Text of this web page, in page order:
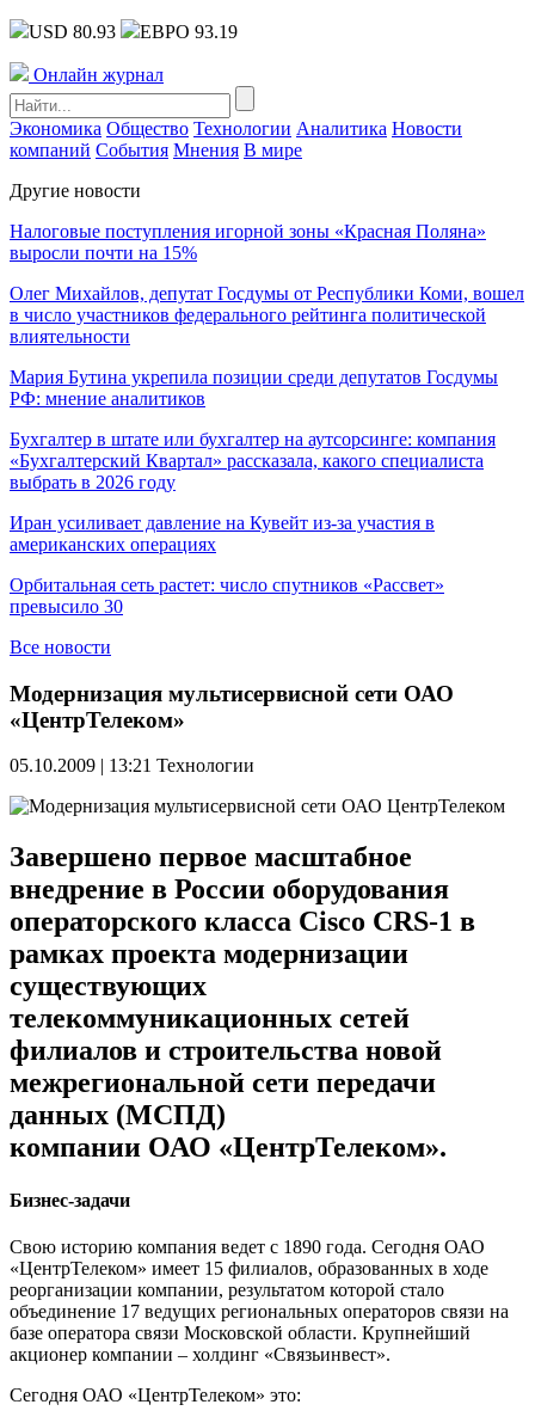
USD 80.93 ЕВРО 93.19
Онлайн журнал
Экономика Общество Технологии Аналитика Новости
компаний События Мнения В мире
Другие новости
Налоговые поступления игорной зоны «Красная Поляна»
выросли почти на 15%
Олег Михайлов, депутат Госдумы от Республики Коми, вошел
в число участников федерального рейтинга политической
влиятельности
Мария Бутина укрепила позиции среди депутатов Госдумы
РФ: мнение аналитиков
Бухгалтер в штате или бухгалтер на аутсорсинге: компания
«Бухгалтерский Квартал» рассказала, какого специалиста
выбрать в 2026 году
Иран усиливает давление на Кувейт из-за участия в
американских операциях
Орбитальная сеть растет: число спутников «Рассвет»
превысило 30
Все новости
Модернизация мультисервисной сети ОАО
«ЦентрТелеком»
05.10.2009 | 13:21 Технологии
Завершено первое масштабное
внедрение в России оборудования
операторского класса Cisco CRS-1 в
рамках проекта модернизации
существующих
телекоммуникационных сетей
филиалов и строительства новой
межрегиональной сети передачи
данных (МСПД)
компании ОАО «ЦентрТелеком».
Бизнес-задачи
Свою историю компания ведет с 1890 года. Сегодня ОАО
«ЦентрТелеком» имеет 15 филиалов, образованных в ходе
реорганизации компании, результатом которой стало
объединение 17 ведущих региональных операторов связи на
базе оператора связи Московской области. Крупнейший
акционер компании – холдинг «Связьинвест».
Сегодня ОАО «ЦентрТелеком» это: